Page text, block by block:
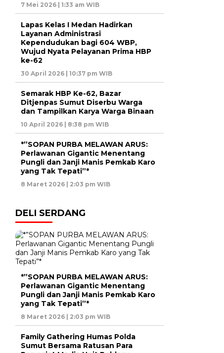
7 Mei 2026 | 1:33 am WIB
Lapas Kelas I Medan Hadirkan
Layanan Administrasi
Kependudukan bagi 604 WBP,
Wujud Nyata Pelayanan Prima HBP
ke-62
30 April 2026 | 10:37 pm WIB
Semarak HBP Ke-62, Bazar
Ditjenpas Sumut Diserbu Warga
dan Tampilkan Karya Warga Binaan
10 April 2026 | 8:38 pm WIB
*”SOPAN PURBA MELAWAN ARUS:
Perlawanan Gigantic Menentang
Pungli dan Janji Manis Pemkab Karo
yang Tak Tepati”*
8 Maret 2026 | 2:03 pm WIB
DELI SERDANG
*”SOPAN PURBA MELAWAN ARUS:
Perlawanan Gigantic Menentang
Pungli dan Janji Manis Pemkab Karo
yang Tak Tepati”*
8 Maret 2026 | 2:03 pm WIB
Family Gathering Humas Polda
Sumut Bersama Ratusan Para